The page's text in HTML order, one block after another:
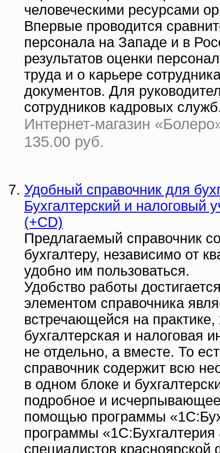
человеческими ресурсами
Впервые проводится
персонала на Западе и в
результатов оценки
труда и о карьере
документов. Для
сотрудников кадровых
Интернет-магазин
135.00 руб.
Удобный справочник для
Бухгалтерский и налоговый
(+CD)
Предлагаемый справочник
бухгалтеру, независимо от
удобно им пользоваться.
Удобство работы
элементом справочника
встречающейся на
бухгалтерская и налоговая
не отдельно, а вместе. То
справочник содержит всю
в одном блоке и
подробное и исчерпывающее
помощью программы
программы
специалистов